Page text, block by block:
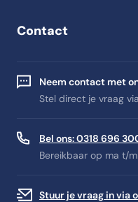
Contact
Neem contact met
Stel direct je vraag
Bel ons: 0318 696
Bereikbaar op ma t/
Stuur je vraag in via